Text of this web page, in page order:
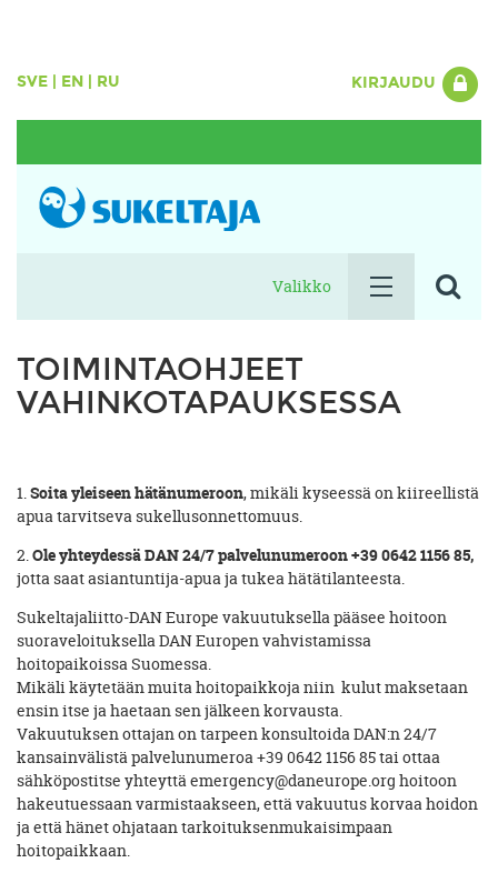
SVE EN RU KIRJAUDU
Valikko
TOIMINTAOHJEET
VAHINKOTAPAUKSESSA
1.Soita yleiseen hätänumeroon, mikäli kyseessä on kiireellistä
apua tarvitseva sukellusonnettomuus.
2.Ole yhteydessä DAN 24/7 palvelunumeroon +39 0642 1156 85,
jotta saat asiantuntija-apua ja tukea hätätilanteesta.
Sukeltajaliitto-DAN Europe vakuutuksella pääsee hoitoon
suoraveloituksella DAN Europen vahvistamissa
hoitopaikoissa Suomessa.
Mikäli käytetään muita hoitopaikkoja niin kulut maksetaan
ensin itse ja haetaan sen jälkeen korvausta.
Vakuutuksen ottajan on tarpeen konsultoida DAN:n 24/7
kansainvälistä palvelunumeroa +39 0642 1156 85 tai ottaa
sähköpostitse yhteyttä emergency@daneurope.org hoitoon
hakeutuessaan varmistaakseen, että vakuutus korvaa hoidon
ja että hänet ohjataan tarkoituksenmukaisimpaan
hoitopaikkaan.